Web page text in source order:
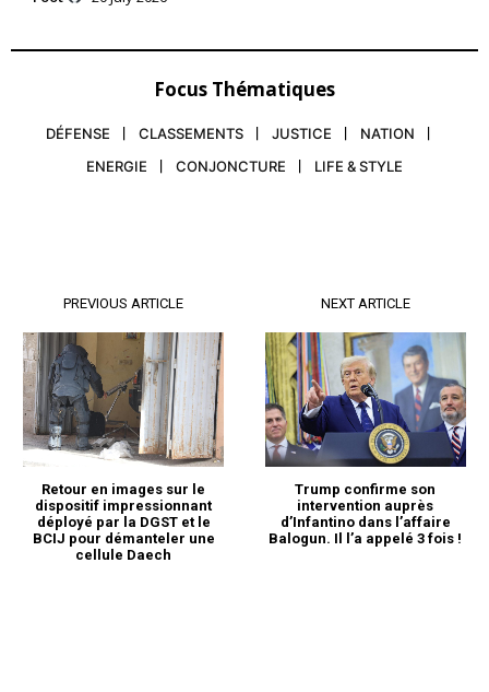
Focus Thématiques
DÉFENSE CLASSEMENTS JUSTICE
NATION
ENERGIE
CONJONCTURE LIFE & STYLE
PREVIOUS ARTICLE
Retour en images sur le
dispositif impressionnant
déployé par la DGST et le
BCIJ pour démanteler une
cellule Daech
NEXT ARTICLE
Trump confirme son
intervention auprès
d’Infantino dans l’affaire
Balogun. Il l’a appelé 3 fois !